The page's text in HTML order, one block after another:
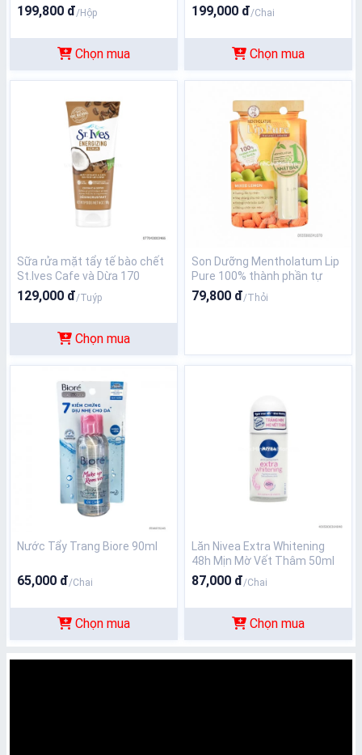
150ml
199,800 đ/Hộp
Chọn mua
199,000 đ/Chai
Chọn mua
Sữa rửa mặt tẩy tế bào chết
St.Ives Cafe và Dừa 170
129,000 đ/Tuýp
Chọn mua
Son Dưỡng Mentholatum Lip
Pure 100% thành phần tự
nhiên
79,800 đ/Thỏi
Nước Tẩy Trang Biore 90ml
65,000 đ/Chai
Chọn mua
Lăn Nivea Extra Whitening
48h Mịn Mờ Vết Thâm 50ml
87,000 đ/Chai
Chọn mua